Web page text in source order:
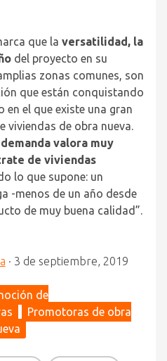
que la versatilidad, la
del proyecto en su
zonas comunes, son
que están conquistando
en el que existe una gran
viviendas de obra nueva.
demanda valora muy
de viviendas
lo que supone: un
-menos de un año desde
de muy buena calidad”.
· 3 de septiembre, 2019
de
Promotoras de obra